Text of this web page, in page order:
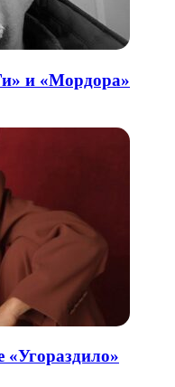
и «Мордора»
«Угораздило»